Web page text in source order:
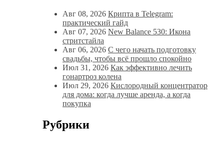
Авг 08, 2026 Крипта в Telegram:
практический гайд
Авг 07, 2026 New Balance 530: Икона
стритстайла
Авг 06, 2026 С чего начать подготовку
свадьбы, чтобы всё прошло спокойно
Июл 31, 2026 Как эффективно лечить
гонартроз колена
Июл 29, 2026 Кислородный концентратор
для дома: когда лучше аренда, а когда
покупка
Рубрики